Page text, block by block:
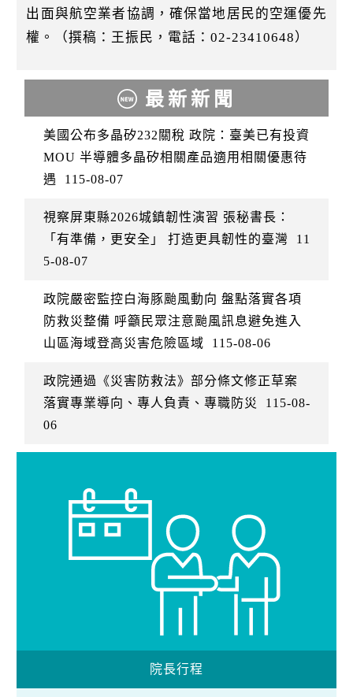
出面與航空業者協調，確保當地居民的空運優先
權。（撰稿：王振民，電話：02-23410648）
最新新聞
美國公布多晶矽232關稅 政院：臺美已有投資
MOU 半導體多晶矽相關產品適用相關優惠待
遇
115-08-07
視察屏東縣2026城鎮韌性演習 張秘書長：
「有準備，更安全」 打造更具韌性的臺灣
11
5-08-07
政院嚴密監控白海豚颱風動向 盤點落實各項
防救災整備 呼籲民眾注意颱風訊息避免進入
山區海域登高災害危險區域
115-08-06
政院通過《災害防救法》部分條文修正草案
落實專業導向、專人負責、專職防災
115-08-
06
院長行程